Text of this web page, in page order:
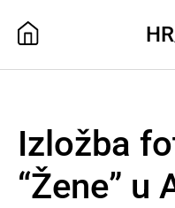
HR
Izložba
“Žene” u